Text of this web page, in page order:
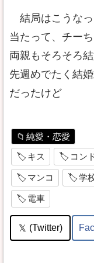
結局はこうなっ
当たって、チー
両親もそろそろ
先週めでたく結
だったけど
純愛・恋愛
キス
コン
マンコ 学
電車
(Twitter)